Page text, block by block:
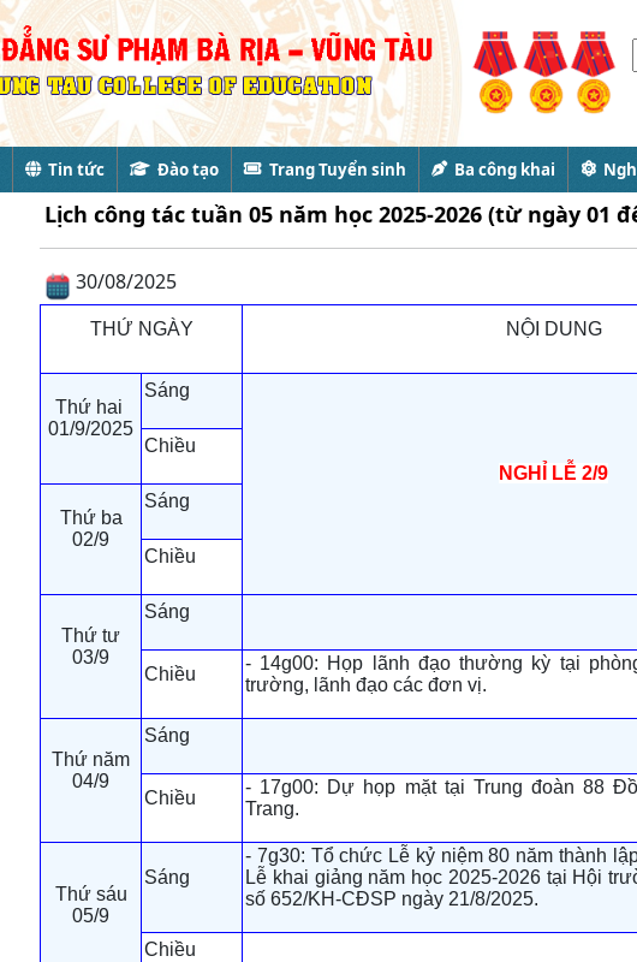
Tin tức Đào tạo Trang Tuyển sinh Ba công khai
Lịch công tác tuần 05 năm học 2025-2026 (từ ngày 01
30/08/2025
THỨ NGÀY NỘI DUNG
Thứ hai
01/9/2025
Sáng
NGHỈ LỄ 2/9
Chiều
Thứ ba
02/9
Sáng
Chiều
Thứ tư
03/9
Sáng
Chiều
- 14g00: Họp lãnh đạo thường kỳ tại
trường, lãnh đạo các đơn vị.
Thứ năm
04/9
Sáng
Chiều
- 17g00: Dự họp mặt tại Trung đoàn 88
Trang.
Thứ sáu
05/9
Sáng
- 7g30: Tổ chức Lễ kỷ niệm 80 năm thành
Lễ khai giảng năm học 2025-2026 tại Hội
số 652/KH-CĐSP ngày 21/8/2025.
Chiều